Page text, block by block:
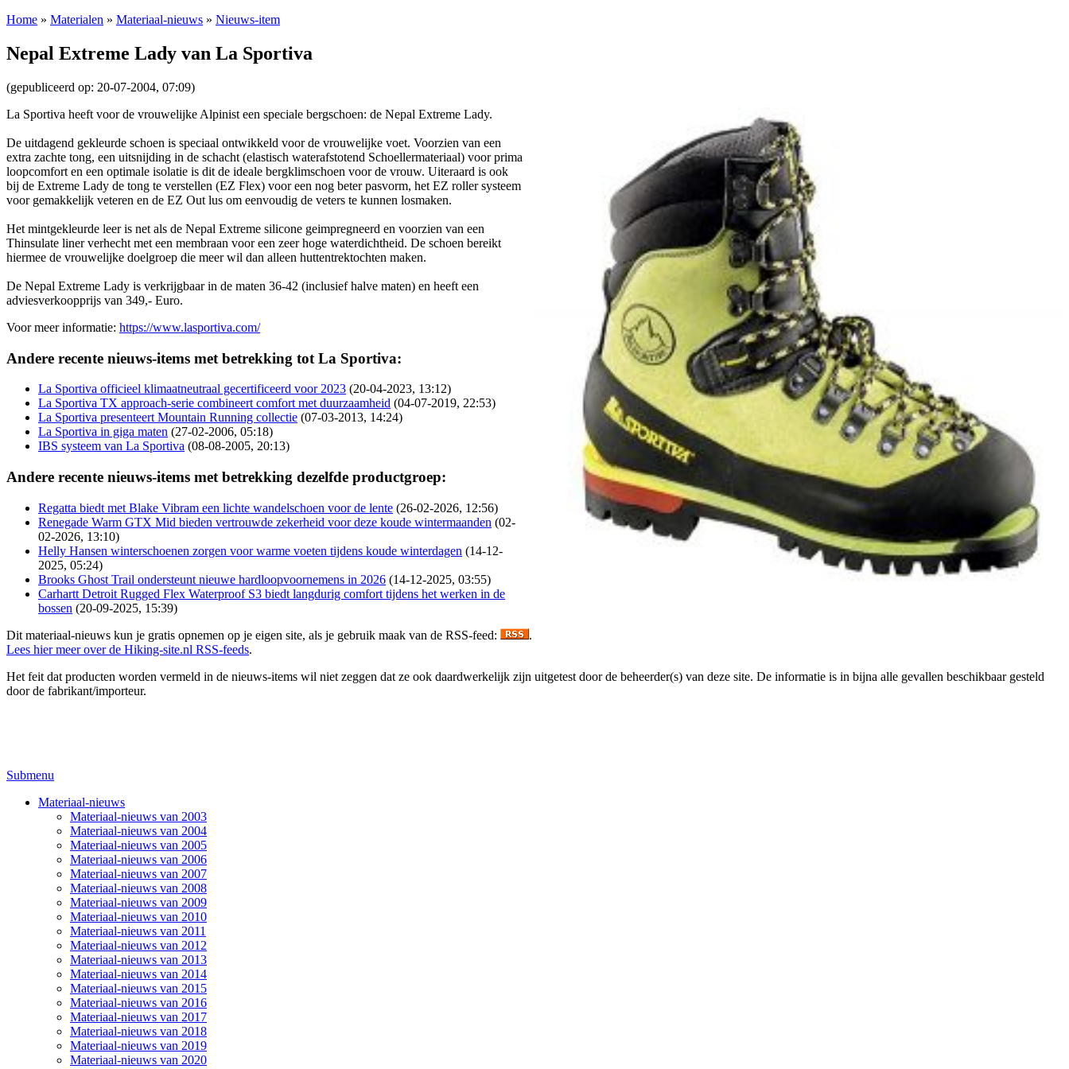
Home » Materialen » Materiaal-nieuws » Nieuws-item
Nepal Extreme Lady van La Sportiva
(gepubliceerd op: 20-07-2004, 07:09)
La Sportiva heeft voor de vrouwelijke Alpinist een speciale bergschoen: de Nepal Extreme Lady.
De uitdagend gekleurde schoen is speciaal ontwikkeld voor de vrouwelijke voet. Voorzien van een
extra zachte tong, een uitsnijding in de schacht (elastisch waterafstotend Schoellermateriaal) voor prima
loopcomfort en een optimale isolatie is dit de ideale bergklimschoen voor de vrouw. Uiteraard is ook
bij de Extreme Lady de tong te verstellen (EZ Flex) voor een nog beter pasvorm, het EZ roller systeem
voor gemakkelijk veteren en de EZ Out lus om eenvoudig de veters te kunnen losmaken.
Het mintgekleurde leer is net als de Nepal Extreme silicone geimpregneerd en voorzien van een
Thinsulate liner verhecht met een membraan voor een zeer hoge waterdichtheid. De schoen bereikt
hiermee de vrouwelijke doelgroep die meer wil dan alleen huttentrektochten maken.
De Nepal Extreme Lady is verkrijgbaar in de maten 36-42 (inclusief halve maten) en heeft een
adviesverkoopprijs van 349,- Euro.
Voor meer informatie: https://www.lasportiva.com/
Andere recente nieuws-items met betrekking tot La Sportiva:
La Sportiva officieel klimaatneutraal gecertificeerd voor 2023 (20-04-2023, 13:12)
La Sportiva TX approach-serie combineert comfort met duurzaamheid (04-07-2019, 22:53)
La Sportiva presenteert Mountain Running collectie (07-03-2013, 14:24)
La Sportiva in giga maten (27-02-2006, 05:18)
IBS systeem van La Sportiva (08-08-2005, 20:13)
Andere recente nieuws-items met betrekking dezelfde productgroep:
Regatta biedt met Blake Vibram een lichte wandelschoen voor de lente (26-02-2026, 12:56)
Renegade Warm GTX Mid bieden vertrouwde zekerheid voor deze koude wintermaanden (02-
02-2026, 13:10)
Helly Hansen winterschoenen zorgen voor warme voeten tijdens koude winterdagen (14-12-
2025, 05:24)
Brooks Ghost Trail ondersteunt nieuwe hardloopvoornemens in 2026 (14-12-2025, 03:55)
Carhartt Detroit Rugged Flex Waterproof S3 biedt langdurig comfort tijdens het werken in de
bossen (20-09-2025, 15:39)
Dit materiaal-nieuws kun je gratis opnemen op je eigen site, als je gebruik maak van de RSS-feed:
.
Lees hier meer over de Hiking-site.nl RSS-feeds.
Het feit dat producten worden vermeld in de nieuws-items wil niet zeggen dat ze ook daardwerkelijk zijn uitgetest door de beheerder(s) van deze site. De informatie is in bijna alle gevallen beschikbaar gesteld
door de fabrikant/importeur.
Submenu
Materiaal-nieuws
Materiaal-nieuws van 2003
Materiaal-nieuws van 2004
Materiaal-nieuws van 2005
Materiaal-nieuws van 2006
Materiaal-nieuws van 2007
Materiaal-nieuws van 2008
Materiaal-nieuws van 2009
Materiaal-nieuws van 2010
Materiaal-nieuws van 2011
Materiaal-nieuws van 2012
Materiaal-nieuws van 2013
Materiaal-nieuws van 2014
Materiaal-nieuws van 2015
Materiaal-nieuws van 2016
Materiaal-nieuws van 2017
Materiaal-nieuws van 2018
Materiaal-nieuws van 2019
Materiaal-nieuws van 2020